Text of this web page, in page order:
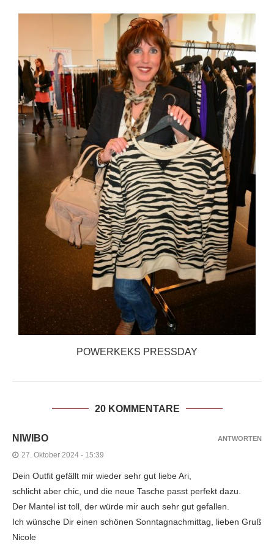
POWERKEKS PRESSDAY
20 KOMMENTARE
NIWIBO
27. Oktober 2024 - 15:39
Dein Outfit gefällt mir wieder sehr gut liebe Ari,
schlicht aber chic, und die neue Tasche passt perfekt dazu.
Der Mantel ist toll, der würde mir auch sehr gut gefallen.
Ich wünsche Dir einen schönen Sonntagnachmittag, lieben Gruß
Nicole
ANTWORTEN